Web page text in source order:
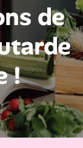
de
!